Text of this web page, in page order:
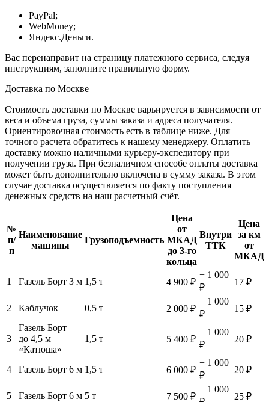
PayPal;
WebMoney;
Яндекс.Деньги.
Вас перенаправит на страницу платежного сервиса, следуя
инструкциям, заполните правильную форму.
Доставка по Москве
Стоимость доставки по Москве варьируется в зависимости от
веса и объема груза, суммы заказа и адреса получателя.
Ориентировочная стоимость есть в таблице ниже. Для
точного расчета обратитесь к нашему менеджеру. Оплатить
доставку можно наличными курьеру-экспедитору при
получении груза. При безналичном способе оплаты доставка
может быть дополнительно включена в сумму заказа. В этом
случае доставка осуществляется по факту поступления
денежных средств на наш расчетный счёт.
№
п/
п
Наименование
машины
Грузоподъемность
Цена
от
МКАД
до 3-го
кольца
Внутри
ТТК
Цена
за км
от
МКАД
1 Газель Борт 3 м 1,5 т 4 900 ₽
+ 1 000
₽
17 ₽
2 Каблучок 0,5 т 2 000 ₽
+ 1 000
₽
15 ₽
3
Газель Борт
до 4,5 м
«Катюша»
1,5 т 5 400 ₽
+ 1 000
₽
20 ₽
4 Газель Борт 6 м 1,5 т 6 000 ₽
+ 1 000
₽
20 ₽
5 Газель Борт 6 м 5 т 7 500 ₽
+ 1 000
25 ₽